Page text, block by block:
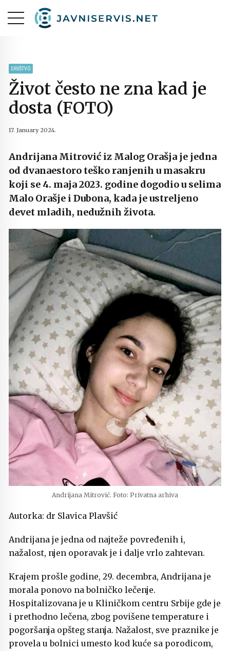
DRUŠTVO
Život često ne zna kad je
dosta (FOTO)
17. January 2024.
Andrijana Mitrović iz Malog Orašja je jedna
od dvanaestoro teško ranjenih u masakru
koji se 4. maja 2023. godine dogodio u selima
Malo Orašje i Dubona, kada je ustreljeno
devet mladih, nedužnih života.
Andrijana Mitrović. Foto: Privatna arhiva
Autorka: dr Slavica Plavšić
Andrijana je jedna od najteže povređenih i,
nažalost, njen oporavak je i dalje vrlo zahtevan.
Krajem prošle godine, 29. decembra, Andrijana je
morala ponovo na bolničko lečenje.
Hospitalizovana je u Kliničkom centru Srbije gde je
i prethodno lečena, zbog povišene temperature i
pogoršanja opšteg stanja. Nažalost, sve praznike je
provela u bolnici umesto kod kuće sa porodicom,